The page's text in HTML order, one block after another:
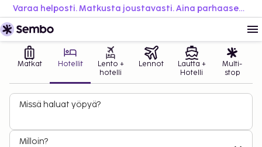
Varaa helposti. Matkusta joustavasti. Aina parhaaseen hintaan.
Matkat Hotellit
Lento +
hotelli
Lennot
Lautta +
Hotelli
Multi-
stop
Missä haluat yöpyä?
Milloin?